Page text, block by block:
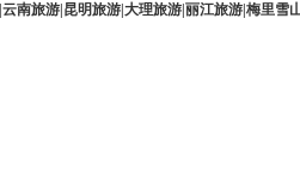
云南旅游| 昆明旅游| 大理旅游| 丽江旅游| 梅里雪